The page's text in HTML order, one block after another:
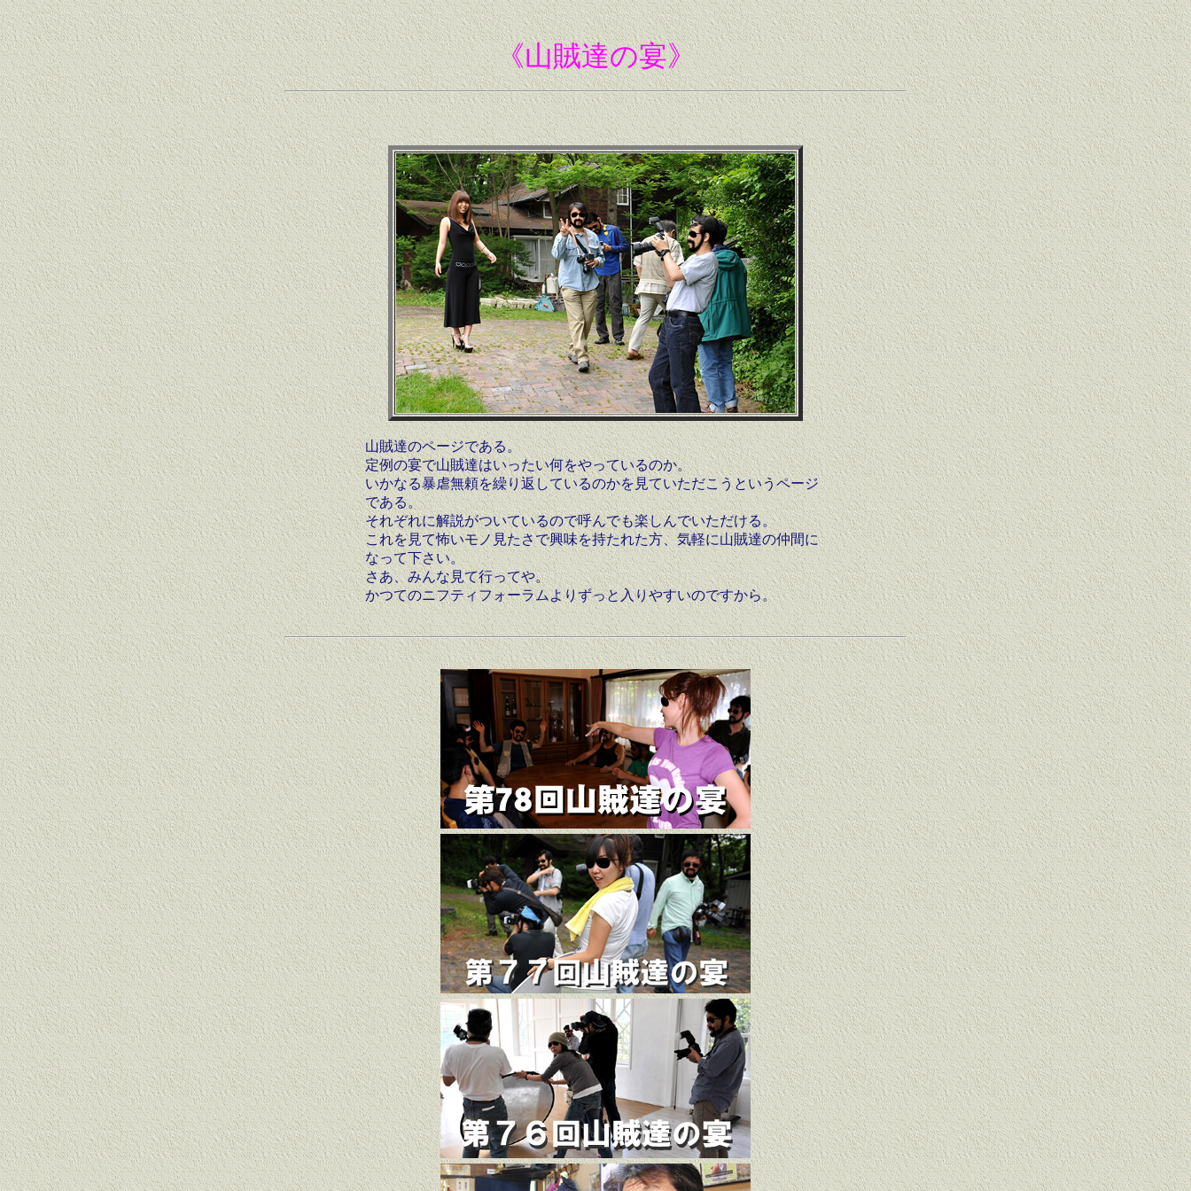
《山賊達の宴》
山賊達のページである。
定例の宴で山賊達はいったい何をやっているのか。
いかなる暴虐無頼を繰り返しているのかを見ていただこうというページ
である。
それぞれに解説がついているので呼んでも楽しんでいただける。
これを見て怖いモノ見たさで興味を持たれた方、気軽に山賊達の仲間に
なって下さい。
さあ、みんな見て行ってや。
かつてのニフティフォーラムよりずっと入りやすいのですから。